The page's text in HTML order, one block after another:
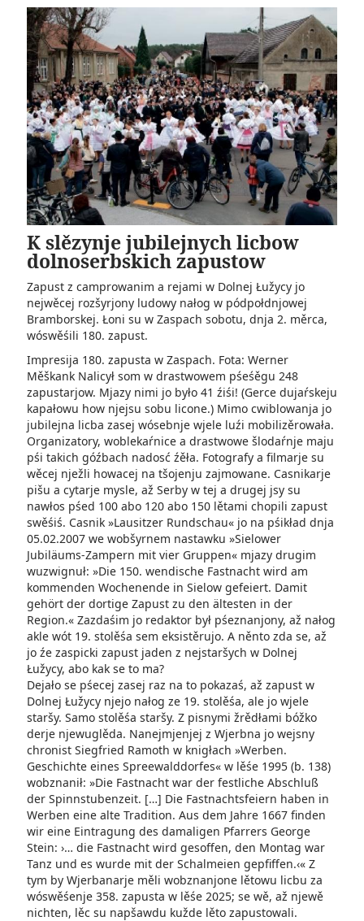
K slězynje jubilejnych licbow
dolnoserbskich zapustow
Zapust z camprowanim a rejami w Dolnej Łužycy jo
nejwěcej rozšyrjony ludowy nałog w pódpołdnjowej
Bramborskej. Łoni su w Zaspach sobotu, dnja 2. měrca,
wóswěśili 180. zapust.
Impresija 180. zapusta w Zaspach. Fota: Werner
Měškank Nalicył som w drastwowem pśeśěgu 248
zapustarjow. Mjazy nimi jo było 41 źiśi! (Gerce dujaŕskeju
kapałowu how njejsu sobu licone.) Mimo cwiblowanja jo
jubilejna licba zasej wósebnje wjele luźi mobilizěrowała.
Organizatory, woblekaŕnice a drastwowe šlodaŕnje maju
pśi takich góźbach nadosć źěła. Fotografy a filmarje su
wěcej nježli howacej na tšojenju zajmowane. Casnikarje
pišu a cytarje mysle, až Serby w tej a drugej jsy su
nawłos pśed 100 abo 120 abo 150 lětami chopili zapust
swěśiś. Casnik »Lausitzer Rundschau« jo na pśikład dnja
05.02.2007 we wobšyrnem nastawku »Sielower
Jubiläums-Zampern mit vier Gruppen« mjazy drugim
wuzwignuł: »Die 150. wendische Fastnacht wird am
kommenden Wochenende in Sielow gefeiert. Damit
gehört der dortige Zapust zu den ältesten in der
Region.« Zazdaśim jo redaktor był pśeznanjony, až nałog
akle wót 19. stolěśa sem eksistěrujo. A něnto zda se, až
jo źe zaspicki zapust jaden z nejstaršych w Dolnej
Łužycy, abo kak se to ma?
Dejało se pśecej zasej raz na to pokazaś, až zapust w
Dolnej Łužycy njejo nałog ze 19. stolěśa, ale jo wjele
staršy. Samo stolěśa staršy. Z pisnymi žrědłami bóžko
derje njewuglěda. Nanejmjenjej z Wjerbna jo wejsny
chronist Siegfried Ramoth w knigłach »Werben.
Geschichte eines Spreewalddorfes« w lěśe 1995 (b. 138)
wobznanił: »Die Fastnacht war der festliche Abschluß
der Spinnstubenzeit. […] Die Fastnachtsfeiern haben in
Werben eine alte Tradition. Aus dem Jahre 1667 finden
wir eine Eintragung des damaligen Pfarrers George
Stein: ›… die Fastnacht wird gesoffen, den Montag war
Tanz und es wurde mit der Schalmeien gepfiffen.‹« Z
tym by Wjerbanarje měli wobznanjone lětowu licbu za
wóswěśenje 358. zapusta w lěśe 2025; se wě, až njewě
nichten, lěc su napšawdu kužde lěto zapustowali.